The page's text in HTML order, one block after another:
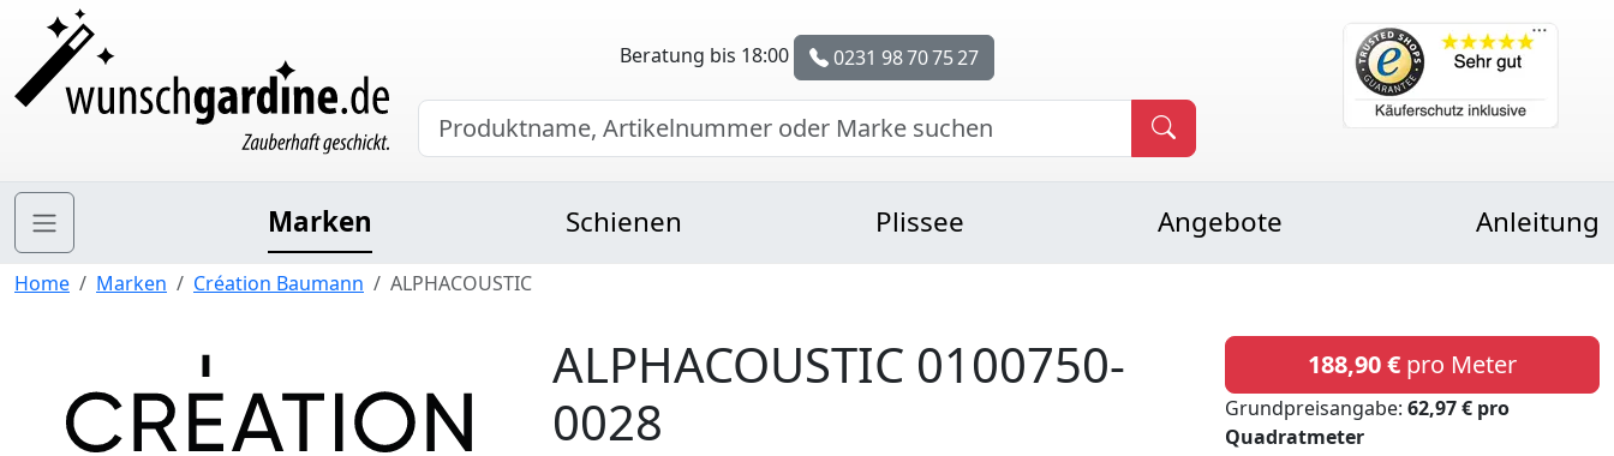
Beratung bis 18:00 0231 98 70 75 27
Marken Schienen Plissee Angebote Anleitung
Home Marken Création Baumann ALPHACOUSTIC
ALPHACOUSTIC 0100750-
0028
188,90 € pro Meter
Grundpreisangabe: 62,97 € pro
Quadratmeter